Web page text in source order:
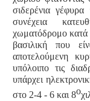
σιδερένια
συνέχεια
χωματόδρομο κατά
βασιλική που
αποτελούμενη
υπόλοιπο τις
υπάρχει
στο 2-4 - 6 και 8ο